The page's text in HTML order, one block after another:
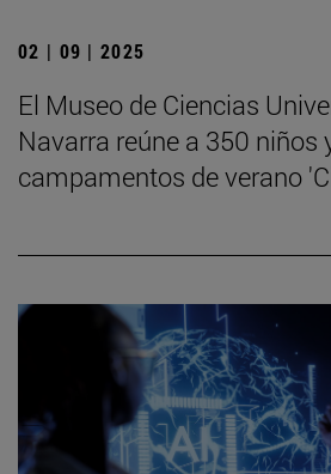
02 | 09 | 2025
El Museo de Ciencias
Navarra reúne a 350 niños
campamentos de verano